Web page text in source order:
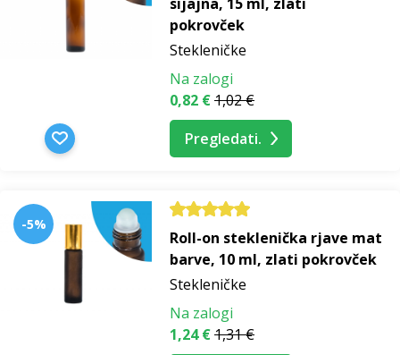
pokrovček
Stekleničke
Na zalogi
0,82 €1,02 €
Pregledati.
-5%
Roll-on steklenička rjave mat
barve, 10 ml, zlati pokrovček
Stekleničke
Na zalogi
1,24 €1,31 €